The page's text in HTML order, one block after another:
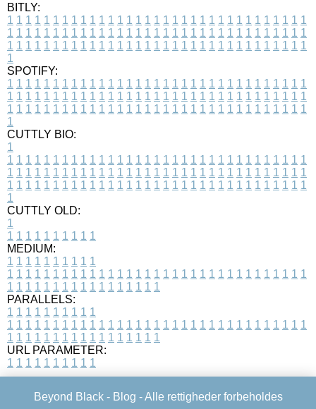
BITLY:
1 1 1 1 1 1 1 1 1 1 1 1 1 1 1 1 1 1 1 1 1 1 1 1 1 1 1 1 1 1 1 1 1
1 1 1 1 1 1 1 1 1 1 1 1 1 1 1 1 1 1 1 1 1 1 1 1 1 1 1 1 1 1 1 1 1
1 1 1 1 1 1 1 1 1 1 1 1 1 1 1 1 1 1 1 1 1 1 1 1 1 1 1 1 1 1 1 1 1
1
SPOTIFY:
1 1 1 1 1 1 1 1 1 1 1 1 1 1 1 1 1 1 1 1 1 1 1 1 1 1 1 1 1 1 1 1 1
1 1 1 1 1 1 1 1 1 1 1 1 1 1 1 1 1 1 1 1 1 1 1 1 1 1 1 1 1 1 1 1 1
1 1 1 1 1 1 1 1 1 1 1 1 1 1 1 1 1 1 1 1 1 1 1 1 1 1 1 1 1 1 1 1 1
1
CUTTLY BIO:
1
1 1 1 1 1 1 1 1 1 1 1 1 1 1 1 1 1 1 1 1 1 1 1 1 1 1 1 1 1 1 1 1 1
1 1 1 1 1 1 1 1 1 1 1 1 1 1 1 1 1 1 1 1 1 1 1 1 1 1 1 1 1 1 1 1 1
1 1 1 1 1 1 1 1 1 1 1 1 1 1 1 1 1 1 1 1 1 1 1 1 1 1 1 1 1 1 1 1 1
1
CUTTLY OLD:
1
1 1 1 1 1 1 1 1 1 1
MEDIUM:
1 1 1 1 1 1 1 1 1 1
1 1 1 1 1 1 1 1 1 1 1 1 1 1 1 1 1 1 1 1 1 1 1 1 1 1 1 1 1 1 1 1 1
1 1 1 1 1 1 1 1 1 1 1 1 1 1 1 1 1
PARALLELS:
1 1 1 1 1 1 1 1 1 1
1 1 1 1 1 1 1 1 1 1 1 1 1 1 1 1 1 1 1 1 1 1 1 1 1 1 1 1 1 1 1 1 1
1 1 1 1 1 1 1 1 1 1 1 1 1 1 1 1 1
URL PARAMETER:
1 1 1 1 1 1 1 1 1 1
Beyond Black - Blog - Alle rettigheder forbeholdes